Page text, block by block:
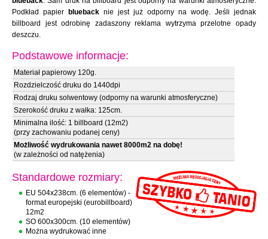
Podkład papier
blueback nie jest już odporny na wodę. Jeśli jednak
billboard jest odrobinę zadaszony reklama wytrzyma przelotne opady
deszczu.
Podstawowe informacje:
Materiał papierowy 120g.
Rozdzielczość druku do 1440dpi
Rodzaj druku solwentowy (odporny na warunki atmosferyczne)
Szerokość druku z wałka: 125cm.
Minimalna ilość: 1 billboard (12m2)
(przy zachowaniu podanej ceny)
Możliwość wydrukowania nawet 8000m2 na dobę!
(w zależności od natężenia)
Standardowe rozmiary:
EU 504x238cm. (6 elementów) -
format europejski (eurobillboard)
12m2
SO 600x300cm. (10 elementów)
Można wydrukować inne